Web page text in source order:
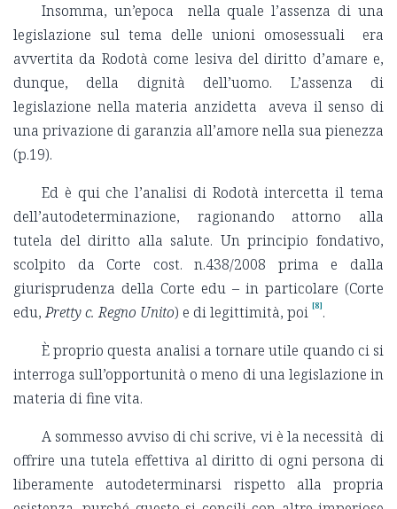
Insomma, un’epoca nella quale l’assenza di una
legislazione sul tema delle unioni omosessuali era
avvertita da Rodotà come lesiva del diritto d’amare e,
dunque, della dignità dell’uomo. L’assenza di
legislazione nella materia anzidetta aveva il senso di
una privazione di garanzia all’amore nella sua pienezza
(p.19).
Ed è qui che l’analisi di Rodotà intercetta il tema
dell’autodeterminazione, ragionando attorno alla
tutela del diritto alla salute. Un principio fondativo,
scolpito da Corte cost. n.438/2008 prima e dalla
giurisprudenza della Corte edu – in particolare (Corte
edu,Pretty c. Regno Unito) e di legittimità, poi [8].
È proprio questa analisi a tornare utile quando ci si
interroga sull’opportunità o meno di una legislazione in
materia di fine vita.
A sommesso avviso di chi scrive, vi è la necessità di
offrire una tutela effettiva al diritto di ogni persona di
liberamente autodeterminarsi rispetto alla propria